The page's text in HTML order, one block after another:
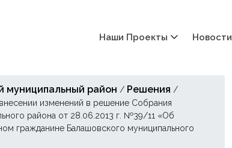
Наши Проекты Новости
муниципальный район / Решения /
изменений в решение Собрания
района от 28.06.2013 г. №39/11 «Об
гражданине Балашовского муниципального